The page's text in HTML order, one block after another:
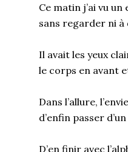
Ce matin j’ai vu
sans regarder ni à
Il avait les yeux
le corps en avant
Dans l’allure,
d’enfin passer
D’en finir avec